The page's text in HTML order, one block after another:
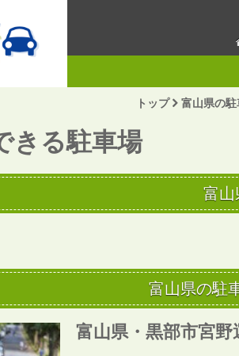
トップ 富山県の駐
きる駐車場
富山
富山県の駐
富山県・黒部市宮